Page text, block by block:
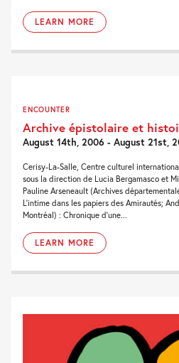
LEARN MORE
ENCOUNTER
Archive épistolaire et
August 14th, 2006 - August 21st,
Cerisy-La-Salle, Centre culturel
sous la direction de Lucia Bergamasco et
Pauline Arseneault (Archives
L’intime dans les papiers des Amirautés;
Montréal) : Chronique d’une...
LEARN MORE